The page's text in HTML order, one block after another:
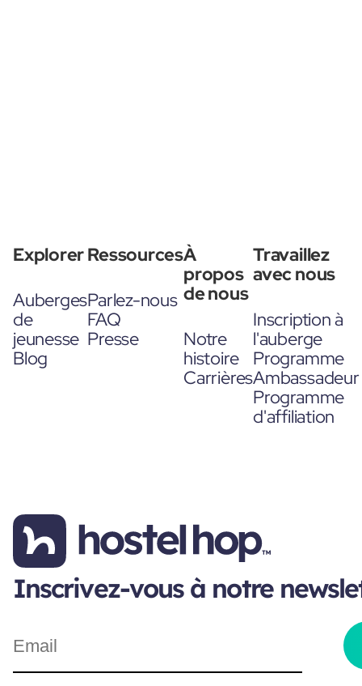
Explorer
Auberges
de
jeunesse
Blog
Ressources
Parlez-nous
FAQ
Presse
À
propos
de nous
Notre
histoire
Carrières
Travaillez
avec nous
Inscription à
l'auberge
Programme
Ambassadeur
Programme
d'affiliation
Inscrivez-vous à notre